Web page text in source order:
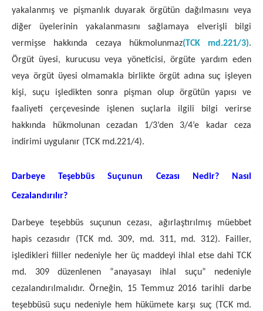
yakalanmış ve pişmanlık duyarak örgütün dağılmasını veya
diğer üyelerinin yakalanmasını sağlamaya elverişli bilgi
vermişse hakkında cezaya hükmolunmaz(TCK md.221/3).
Örgüt üyesi, kurucusu veya yöneticisi, örgüte yardım eden
veya örgüt üyesi olmamakla birlikte örgüt adına suç işleyen
kişi, suçu işledikten sonra pişman olup örgütün yapısı ve
faaliyeti çerçevesinde işlenen suçlarla ilgili bilgi verirse
hakkında hükmolunan cezadan 1/3’den 3/4’e kadar ceza
indirimi uygulanır (TCK md.221/4).
Darbeye Teşebbüs Suçunun Cezası Nedir? Nasıl
Cezalandırılır?
Darbeye teşebbüs suçunun cezası, ağırlaştırılmış müebbet
hapis cezasıdır (TCK md. 309, md. 311, md. 312). Failler,
işledikleri fiiller nedeniyle her üç maddeyi ihlal etse dahi TCK
md. 309 düzenlenen “anayasayı ihlal suçu” nedeniyle
cezalandırılmalıdır. Örneğin, 15 Temmuz 2016 tarihli darbe
teşebbüsü suçu nedeniyle hem hükümete karşı suç (TCK md.